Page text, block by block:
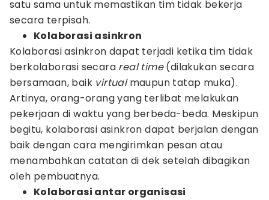
satu sama untuk memastikan tim tidak bekerja
secara terpisah.
Kolaborasi asinkron
Kolaborasi asinkron dapat terjadi ketika tim tidak
berkolaborasi secara real time(dilakukan secara
bersamaan, baik virtualmaupun tatap muka).
Artinya, orang-orang yang terlibat melakukan
pekerjaan di waktu yang berbeda-beda. Meskipun
begitu, kolaborasi asinkron dapat berjalan dengan
baik dengan cara mengirimkan pesan atau
menambahkan catatan di dek setelah dibagikan
oleh pembuatnya.
Kolaborasi antar organisasi